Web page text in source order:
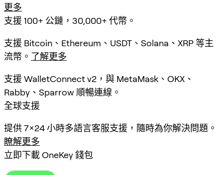
更多
支援 100+ 公鏈，30,000+ 代幣。
支援 Bitcoin、Ethereum、USDT、Solana、XRP 等主
流幣。 了解更多
支援 WalletConnect v2，與 MetaMask、OKX、
Rabby、Sparrow 順暢連線。
全球支援
提供 7×24 小時多語言客服支援，隨時為你解決問題。
瞭解更多
立即下載 OneKey 錢包